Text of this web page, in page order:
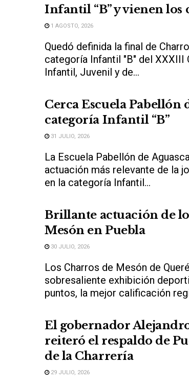
Infantil “B” y vienen los
1 AGOSTO, 2026
Quedó definida la final de
categoría Infantil "B" del XXXIII
Infantil, Juvenil y de...
Cerca Escuela Pabellón
categoría Infantil “B”
31 JULIO, 2026
La Escuela Pabellón de
actuación más relevante de la
en la categoría Infantil...
Brillante actuación de
Mesón en Puebla
30 JULIO, 2026
Los Charros de Mesón de
sobresaliente exhibición
puntos, la mejor calificación
El gobernador
reiteró el respaldo de
de la Charrería
29 JULIO, 2026